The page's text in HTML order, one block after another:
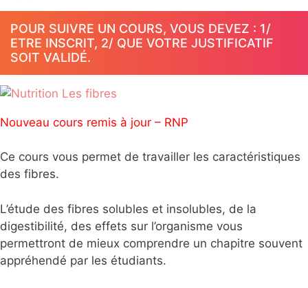
POUR SUIVRE UN COURS, VOUS DEVEZ : 1/
ETRE INSCRIT, 2/ QUE VOTRE JUSTIFICATIF
SOIT VALIDÉ.
Nouveau cours remis à jour – RNP
Ce cours vous permet de travailler les caractéristiques
des fibres.
L’étude des fibres solubles et insolubles, de la
digestibilité, des effets sur l’organisme vous
permettront de mieux comprendre un chapitre souvent
appréhendé par les étudiants.